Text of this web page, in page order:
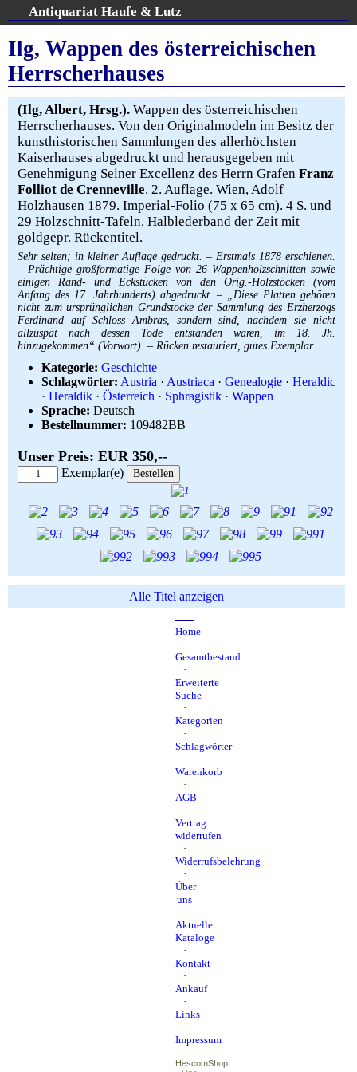
Antiquariat Haufe & Lutz
Warenkorb
Kontakt
AGB
Über uns
Juni 2026 – Wir stellen aus: Rare Book
Gesamtbestand
Erweiterte Suche
Kategorien
Schlagwörter
Aktuelle Kataloge
Links
Impressum
Ihr Warenkorb enthält 0 Artikel im Gesamtwert von EUR 0,--
Ilg, Wappen des österreichischen
Herrscherhauses
(Ilg, Albert, Hrsg.). Wappen des österreichischen
Herrscherhauses. Von den Originalmodeln im Besitz der
kunsthistorischen Sammlungen des allerhöchsten
Kaiserhauses abgedruckt und herausgegeben mit
Genehmigung Seiner Excellenz des Herrn Grafen Franz
Folliot de Crenneville. 2. Auflage. Wien, Adolf
Holzhausen 1879. Imperial-Folio (75 x 65 cm). 4 S. und
29 Holzschnitt-Tafeln. Halblederband der Zeit mit
goldgepr. Rückentitel.
Sehr selten; in kleiner Auflage gedruckt. – Erstmals 1878 erschienen.
– Prächtige großformatige Folge von 26 Wappenholzschnitten sowie
einigen Rand- und Eckstücken von den Orig.-Holzstöcken (vom
Anfang des 17. Jahrhunderts) abgedruckt. – „Diese Platten gehören
nicht zum ursprünglichen Grundstocke der Sammlung des Erzherzogs
Ferdinand auf Schloss Ambras, sondern sind, nachdem sie nicht
allzuspät nach dessen Tode entstanden waren, im 18. Jh.
hinzugekommen“ (Vorwort). – Rücken restauriert, gutes Exemplar.
Kategorie: Geschichte
Schlagwörter: Austria · Austriaca · Genealogie · Heraldic
· Heraldik · Österreich · Sphragistik · Wappen
Sprache: Deutsch
Bestellnummer: 109482BB
Unser Preis: EUR 350,--
Exemplar(e)
Alle Titel anzeigen
Home
·
Gesamtbestand
·
Erweiterte
Suche
·
Kategorien
·
Schlagwörter
·
Warenkorb
·
AGB
·
Vertrag
widerrufen
·
Widerrufsbelehrung
·
Über
uns
·
Aktuelle
Kataloge
·
Kontakt
·
Ankauf
·
Links
·
Impressum
HescomShop